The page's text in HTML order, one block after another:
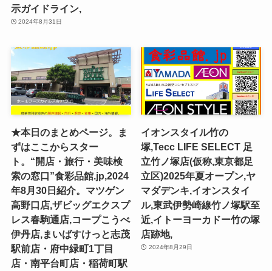
示ガイドライン,
2024年8月31日
★本日のまとめページ。ま
ずはここからスター
ト。“開店・旅行・美味検
索の窓口”食彩品館.jp,2024
年8月30日紹介。マツゲン
高野口店,ザビッグエクスプ
レス春駒通店,コープこうべ
伊丹店,まいばすけっと志茂
駅前店・府中緑町1丁目
店・南平台町店・稲荷町駅
イオンスタイル竹の
塚,Tecc LIFE SELECT ⾜
⽴⽵ノ塚店(仮称,東京都足
立区)2025年夏オープン,ヤ
マダデンキ,イオンスタイ
ル,東武伊勢崎線竹ノ塚駅至
近,イトーヨーカドー竹の塚
店跡地,
2024年8月29日